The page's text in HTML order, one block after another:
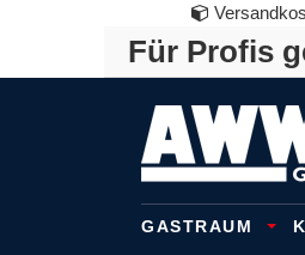
Für Profis
GASTRAUM